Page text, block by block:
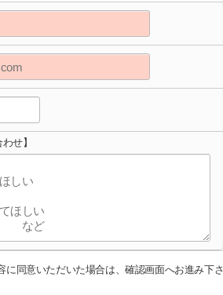
せ】
に同意いただいた場合は、確認画面へお進み下さ